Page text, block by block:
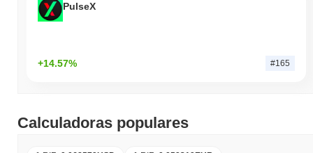
PulseX
+14.57% #165
Calculadoras populares